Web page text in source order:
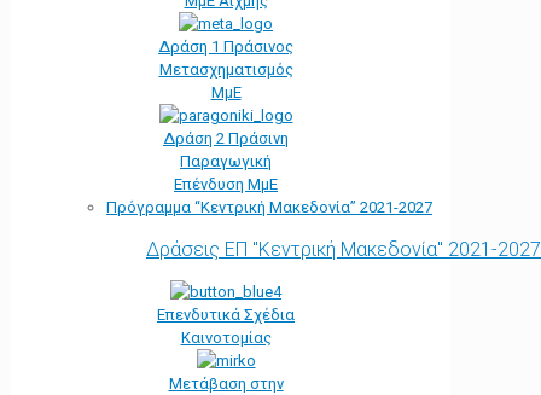
Δράση 1 Πράσινος
Μετασχηματισμός
ΜμΕ
Δράση 2 Πράσινη
Παραγωγική
Επένδυση ΜμΕ
Πρόγραμμα “Κεντρική Μακεδονία” 2021-2027
Δράσεις ΕΠ "Κεντρική Μακεδονία" 2021-2027
Επενδυτικά Σχέδια
Καινοτομίας
Μετάβαση στην